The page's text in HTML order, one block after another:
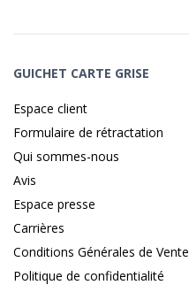
GUICHET CARTE GRISE
Espace client
Formulaire de rétractation
Qui sommes-nous
Avis
Espace presse
Carrières
Conditions Générales de Vente
Politique de confidentialité